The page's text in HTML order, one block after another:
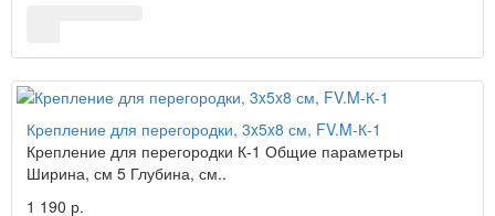
Крепление для перегородки, 3x5x8 см, FV.M-К-1
Крепление для перегородки К-1 Общие параметры
Ширина, см 5 Глубина, см..
1 190 р.